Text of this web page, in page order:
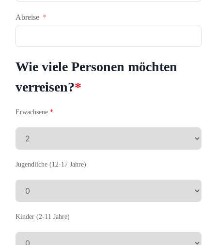
Abreise
Wie viele Personen möchten
verreisen?*
Erwachsene *
Jugendliche (12-17 Jahre)
Kinder (2-11 Jahre)